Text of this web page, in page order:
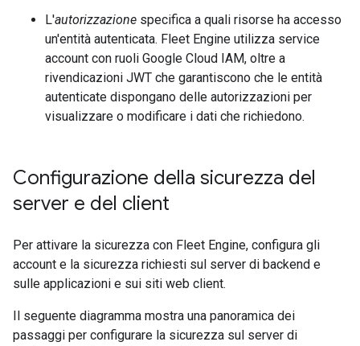
L'autorizzazione specifica a quali risorse ha accesso
un'entità autenticata. Fleet Engine utilizza service
account con ruoli Google Cloud IAM, oltre a
rivendicazioni JWT che garantiscono che le entità
autenticate dispongano delle autorizzazioni per
visualizzare o modificare i dati che richiedono.
Configurazione della sicurezza del
server e del client
Per attivare la sicurezza con Fleet Engine, configura gli
account e la sicurezza richiesti sul server di backend e
sulle applicazioni e sui siti web client.
Il seguente diagramma mostra una panoramica dei
passaggi per configurare la sicurezza sul server di